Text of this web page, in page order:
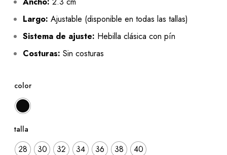
Largo: Ajustable (disponible en todas las tallas)
Sistema de ajuste: Hebilla clásica con pín
Costuras: Sin costuras
color
talla
28 30 32 34 36 38 40